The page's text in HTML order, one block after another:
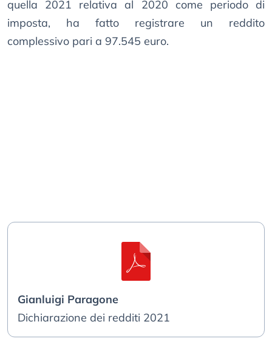
quella 2021 relativa al 2020 come periodo di
imposta, ha fatto registrare un reddito
complessivo pari a 97.545 euro.
Gianluigi Paragone
Dichiarazione dei redditi 2021